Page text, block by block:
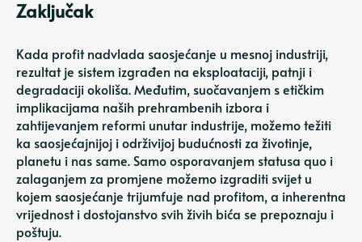
Zaključak
Kada profit nadvlada saosjećanje u mesnoj industriji,
rezultat je sistem izgrađen na eksploataciji, patnji i
degradaciji okoliša. Međutim, suočavanjem s etičkim
implikacijama naših prehrambenih izbora i
zahtijevanjem reformi unutar industrije, možemo težiti
ka saosjećajnijoj i održivijoj budućnosti za životinje,
planetu i nas same. Samo osporavanjem statusa quo i
zalaganjem za promjene možemo izgraditi svijet u
kojem saosjećanje trijumfuje nad profitom, a inherentna
vrijednost i dostojanstvo svih živih bića se prepoznaju i
poštuju.